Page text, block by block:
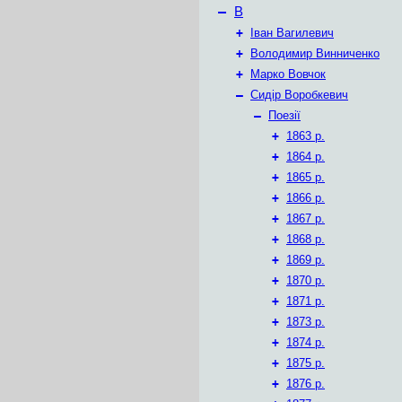
– В
+
Іван Вагилевич
+
Володимир Винниченко
+
Марко Вовчок
– Сидір Воробкевич
–
Поезії
+ 1863 р.
+ 1864 р.
+ 1865 р.
+ 1866 р.
+ 1867 р.
+ 1868 р.
+ 1869 р.
+ 1870 р.
+ 1871 р.
+ 1873 р.
+ 1874 р.
+ 1875 р.
+ 1876 р.